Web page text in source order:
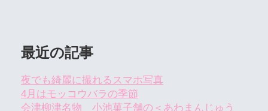
最近の記事
夜でも綺麗に撮れるスマホ写真
4月はモッコウバラの季節
会津柳津名物 小池菓子舗の＜あわまんじゅう